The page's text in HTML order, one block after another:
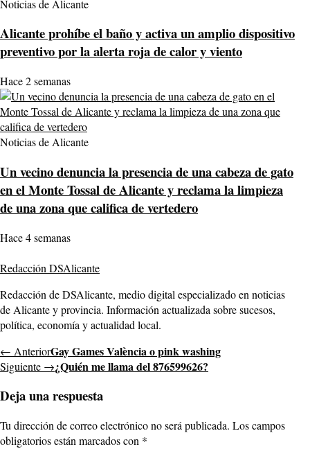
Noticias de Alicante
Alicante prohíbe el baño y activa un amplio dispositivo
preventivo por la alerta roja de calor y viento
Hace 2 semanas
Noticias de Alicante
Un vecino denuncia la presencia de una cabeza de gato
en el Monte Tossal de Alicante y reclama la limpieza
de una zona que califica de vertedero
Hace 4 semanas
Redacción DSAlicante
Redacción de DSAlicante, medio digital especializado en noticias
de Alicante y provincia. Información actualizada sobre sucesos,
política, economía y actualidad local.
← AnteriorGay Games València o pink washing
Siguiente →¿Quién me llama del 876599626?
Deja una respuesta
Tu dirección de correo electrónico no será publicada. Los campos
obligatorios están marcados con *